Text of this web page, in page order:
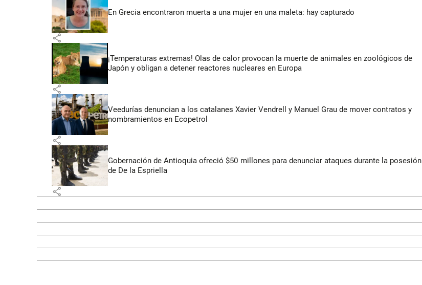
En Grecia encontraron muerta a una mujer en una maleta: hay capturado
share
¡Temperaturas extremas! Olas de calor provocan la muerte de animales en zoológicos de
Japón y obligan a detener reactores nucleares en Europa
share
Veedurías denuncian a los catalanes Xavier Vendrell y Manuel Grau de mover contratos y
nombramientos en Ecopetrol
share
Gobernación de Antioquia ofreció $50 millones para denunciar ataques durante la posesión
de De la Espriella
share